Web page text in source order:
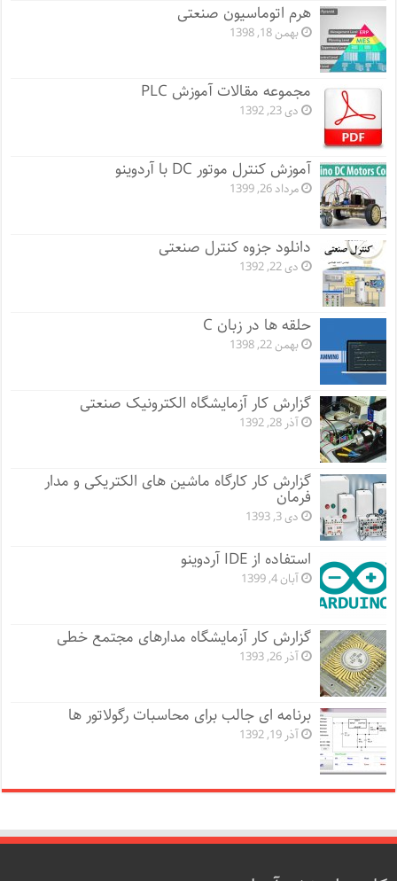
هرم اتوماسیون صنعتی
بهمن 18, 1398
مجموعه مقالات آموزش PLC
دی 23, 1392
آموزش کنترل موتور DC با آردوینو
مرداد 26, 1399
دانلود جزوه کنترل صنعتی
دی 22, 1392
حلقه ها در زبان C
بهمن 22, 1398
گزارش کار آزمایشگاه الکترونیک صنعتی
آذر 28, 1392
گزارش کار کارگاه ماشین های الکتریکی و مدار
فرمان
دی 3, 1393
استفاده از IDE آردوینو
آبان 4, 1399
گزارش کار آزمایشگاه مدارهای مجتمع خطی
آذر 26, 1393
برنامه ای جالب برای محاسبات رگولاتور ها
آذر 19, 1392